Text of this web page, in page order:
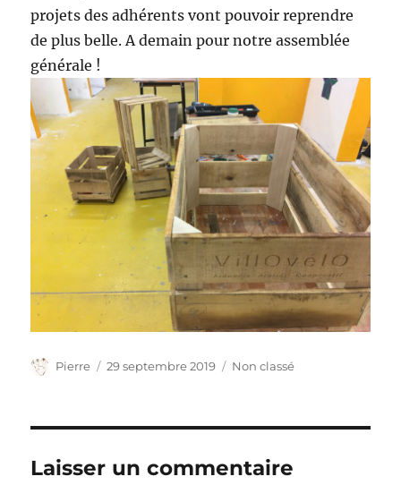
projets des adhérents vont pouvoir reprendre
de plus belle. A demain pour notre assemblée
générale !
Auteur
Pierre
Publié
29 septembre 2019 Catégories
Non classé
Laisser un commentaire